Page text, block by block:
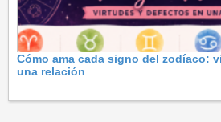
Cómo ama cada signo del zodíaco:
una relación